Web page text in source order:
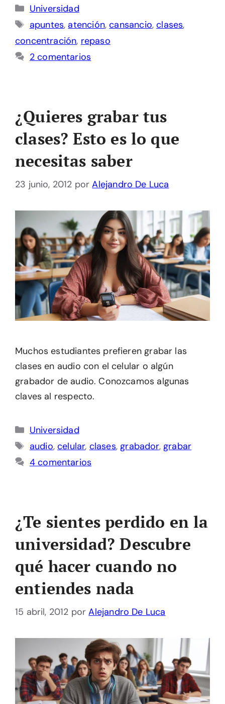
Categorías
Universidad
Etiquetas
apuntes, atención,cansancio,clases,
concentración, repaso
2 comentarios
¿Quieres grabar tus
clases? Esto es lo que
necesitas saber
23 junio, 2012 porAlejandro De Luca
Muchos estudiantes prefieren grabar las
clases en audio con el celular o algún
grabador de audio. Conozcamos algunas
claves al respecto.
Categorías
Universidad
Etiquetas
audio,celular, clases, grabador, grabar
4 comentarios
¿Te sientes perdido en la
universidad? Descubre
qué hacer cuando no
entiendes nada
15 abril, 2012 porAlejandro De Luca